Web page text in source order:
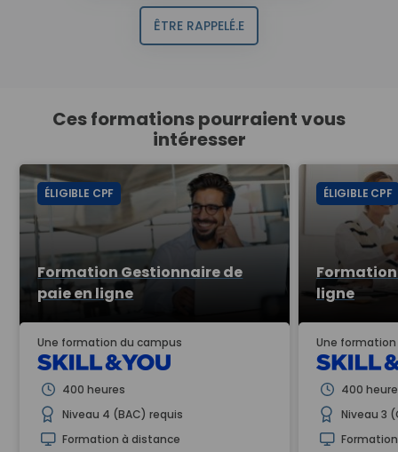
ÊTRE RAPPELÉ.E
Ces formations pourraient vous
intéresser
Formation Gestionnaire de
paie en ligne
ÉLIGIBLE CPF
Une formation du campus
400 heures
Niveau 4 (BAC) requis
Formation à distance
Formation
ligne
ÉLIGIBLE CPF
Une
400
Niveau 3